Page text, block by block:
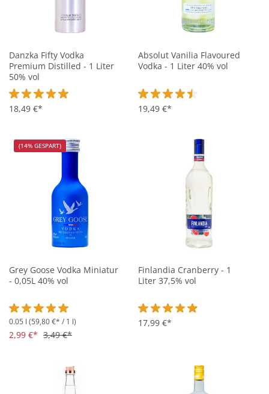
Danzka Fifty Vodka
Premium Distilled - 1 Liter
50% vol
Durchschnittliche Bewertung von 5 von 5 Sternen
18,49 €*
Absolut Vanilia Flavoured
Vodka - 1 Liter 40% vol
Durchschnittliche Bewertung
19,49 €*
(14% GESPART)
Grey Goose Vodka Miniatur
- 0,05L 40% vol
Durchschnittliche Bewertung von 5 von 5 Sternen
0.05 l (59,80 €* / 1 l)
2,99 €* 3,49 €*
Finlandia Cranberry - 1
Liter 37,5% vol
Durchschnittliche Bewertung
17,99 €*